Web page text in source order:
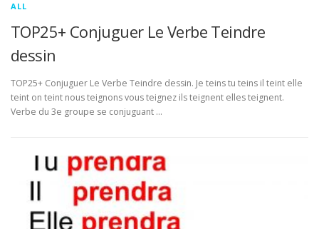
ALL
TOP25+ Conjuguer Le Verbe Teindre
dessin
TOP25+ Conjuguer Le Verbe Teindre dessin. Je teins tu teins il teint elle
teint on teint nous teignons vous teignez ils teignent elles teignent.
Verbe du 3e groupe se conjuguant …